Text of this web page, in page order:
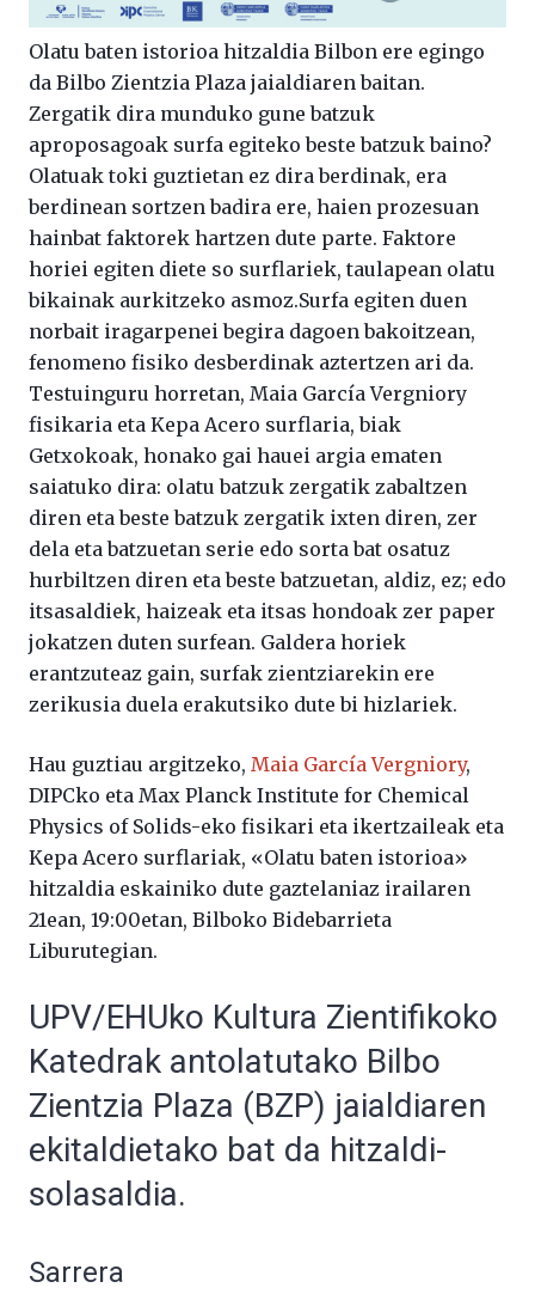
Olatu baten istorioa hitzaldia Bilbon ere egingo
da Bilbo Zientzia Plaza jaialdiaren baitan.
Zergatik dira munduko gune batzuk
aproposagoak surfa egiteko beste batzuk baino?
Olatuak toki guztietan ez dira berdinak, era
berdinean sortzen badira ere, haien prozesuan
hainbat faktorek hartzen dute parte. Faktore
horiei egiten diete so surflariek, taulapean olatu
bikainak aurkitzeko asmoz.Surfa egiten duen
norbait iragarpenei begira dagoen bakoitzean,
fenomeno fisiko desberdinak aztertzen ari da.
Testuinguru horretan, Maia García Vergniory
fisikaria eta Kepa Acero surflaria, biak
Getxokoak, honako gai hauei argia ematen
saiatuko dira: olatu batzuk zergatik zabaltzen
diren eta beste batzuk zergatik ixten diren, zer
dela eta batzuetan serie edo sorta bat osatuz
hurbiltzen diren eta beste batzuetan, aldiz, ez; edo
itsasaldiek, haizeak eta itsas hondoak zer paper
jokatzen duten surfean. Galdera horiek
erantzuteaz gain, surfak zientziarekin ere
zerikusia duela erakutsiko dute bi hizlariek.
Hau guztiau argitzeko, Maia García Vergniory,
DIPCko eta Max Planck Institute for Chemical
Physics of Solids-eko fisikari eta ikertzaileak eta
Kepa Acero surflariak, «Olatu baten istorioa»
hitzaldia eskainiko dute gaztelaniaz irailaren
21ean, 19:00etan, Bilboko Bidebarrieta
Liburutegian.
UPV/EHUko Kultura Zientifikoko
Katedrak antolatutako Bilbo
Zientzia Plaza (BZP) jaialdiaren
ekitaldietako bat da hitzaldi-
solasaldia.
Sarrera